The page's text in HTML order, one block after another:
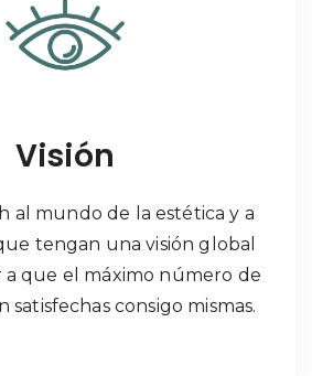
Visión
al mundo de la estética y a
tengan una visión global
a que el máximo número de
satisfechas consigo mismas.